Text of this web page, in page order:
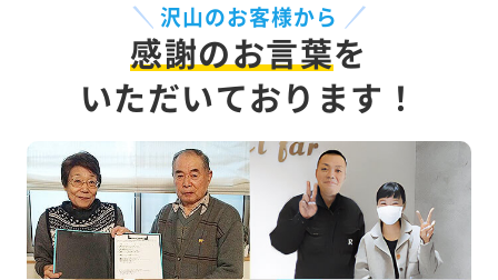
沢山のお客様から
感謝のお言葉を
いただいております！